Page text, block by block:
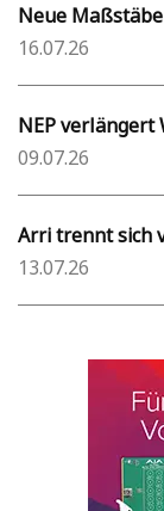
Neue
16.07.26
NEP verlängert
09.07.26
Arri trennt sich
13.07.26